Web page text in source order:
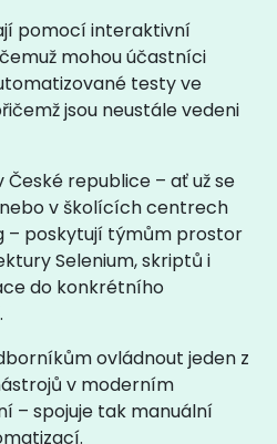
pomocí interaktivní
mohou účastníci
testy ve
jsou neustále vedeni
republice – ať už se
v školících centrech
– poskytují týmům prostor
Selenium, skriptů i
do konkrétního
ovládnout jeden z
v moderním
– spojuje tak manuální